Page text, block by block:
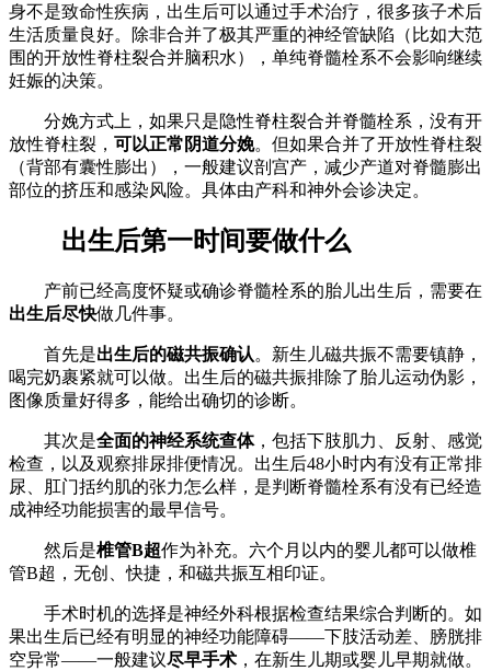
身不是致命性疾病，出生后可以通过手术治疗，很多孩子术后
生活质量良好。除非合并了极其严重的神经管缺陷（比如大范
围的开放性脊柱裂合并脑积水），单纯脊髓栓系不会影响继续
妊娠的决策。
分娩方式上，如果只是隐性脊柱裂合并脊髓栓系，没有开
放性脊柱裂， 可以正常阴道分娩。但如果合并了开放性脊柱裂
（背部有囊性膨出），一般建议剖宫产，减少产道对脊髓膨出
部位的挤压和感染风险。具体由产科和神外会诊决定。
出生后第一时间要做什么
产前已经高度怀疑或确诊脊髓栓系的胎儿出生后，需要在
出生后尽快做几件事。
首先是出生后的磁共振确认 。新生儿磁共振不需要镇静，
喝完奶裹紧就可以做。出生后的磁共振排除了胎儿运动伪影，
图像质量好得多，能给出确切的诊断。
其次是全面的神经系统查体，包括下肢肌力、反射、感觉
检查，以及观察排尿排便情况。出生后48小时内有没有正常排
尿、肛门括约肌的张力怎么样，是判断脊髓栓系有没有已经造
成神经功能损害的最早信号。
然后是椎管B超作为补充。六个月以内的婴儿都可以做椎
管B超，无创、快捷，和磁共振互相印证。
手术时机的选择是神经外科根据检查结果综合判断的。如
果出生后已经有明显的神经功能障碍——下肢活动差、膀胱排
空异常——一般建议尽早手术 ，在新生儿期或婴儿早期就做。